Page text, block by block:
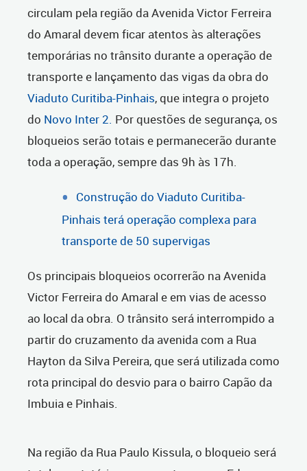
circulam pela região da Avenida Victor Ferreira
do Amaral devem ficar atentos às alterações
temporárias no trânsito durante a operação de
transporte e lançamento das vigas da obra do
Viaduto Curitiba-Pinhais, que integra o projeto
do Novo Inter 2. Por questões de segurança, os
bloqueios serão totais e permanecerão durante
toda a operação, sempre das 9h às 17h.
Construção do Viaduto Curitiba-
Pinhais terá operação complexa para
transporte de 50 supervigas
Os principais bloqueios ocorrerão na Avenida
Victor Ferreira do Amaral e em vias de acesso
ao local da obra. O trânsito será interrompido a
partir do cruzamento da avenida com a Rua
Hayton da Silva Pereira, que será utilizada como
rota principal do desvio para o bairro Capão da
Imbuia e Pinhais.
Na região da Rua Paulo Kissula, o bloqueio será